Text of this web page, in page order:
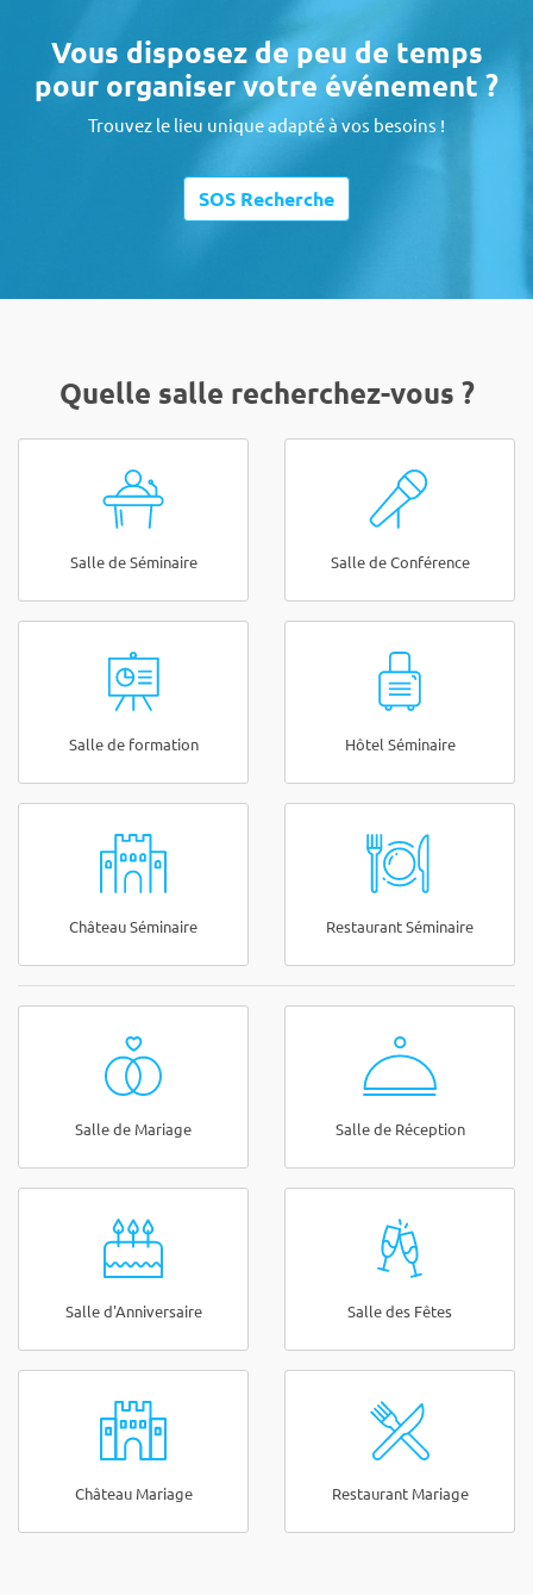
Vous disposez de peu de temps
pour organiser votre événement ?
Trouvez le lieu unique adapté à vos besoins !
SOS Recherche
Quelle salle recherchez-vous ?
Salle de Séminaire Salle de Conférence
Salle de formation Hôtel Séminaire
Château Séminaire Restaurant Séminaire
Salle de Mariage Salle de Réception
Salle d'Anniversaire Salle des Fêtes
Château Mariage Restaurant Mariage